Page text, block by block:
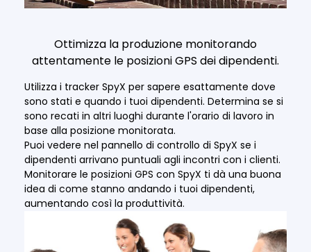
Ottimizza la produzione monitorando
attentamente le posizioni GPS dei dipendenti.
Utilizza i tracker SpyX per sapere esattamente dove
sono stati e quando i tuoi dipendenti. Determina se si
sono recati in altri luoghi durante l'orario di lavoro in
base alla posizione monitorata.
Puoi vedere nel pannello di controllo di SpyX se i
dipendenti arrivano puntuali agli incontri con i clienti.
Monitorare le posizioni GPS con SpyX ti dà una buona
idea di come stanno andando i tuoi dipendenti,
aumentando così la produttività.